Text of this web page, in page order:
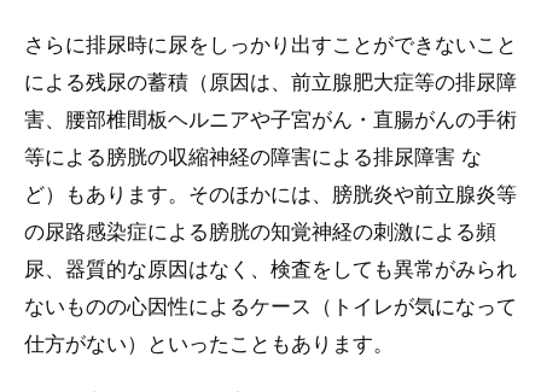
さらに排尿時に尿をしっかり出すことができないこと
による残尿の蓄積（原因は、前立腺肥大症等の排尿障
害、腰部椎間板ヘルニアや子宮がん・直腸がんの手術
等による膀胱の収縮神経の障害による排尿障害 な
ど）もあります。そのほかには、膀胱炎や前立腺炎等
の尿路感染症による膀胱の知覚神経の刺激による頻
尿、器質的な原因はなく、検査をしても異常がみられ
ないものの心因性によるケース（トイレが気になって
仕方がない）といったこともあります。